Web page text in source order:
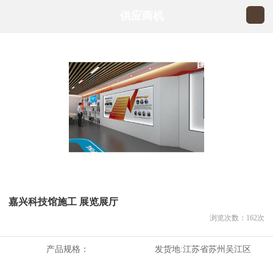
嘉兴科技馆施工 展览展厅
浏览次数： 162次
产品规格： 发货地:江苏省苏州吴江区